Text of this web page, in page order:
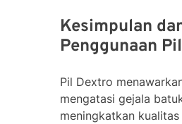
Kesimpulan
Penggunaan
Pil Dextro
mengatasi gejala
meningkatkan